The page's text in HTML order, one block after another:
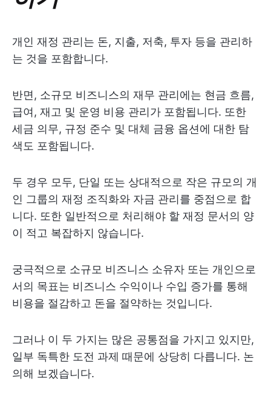
개인 재정 관리는 돈, 지출, 저축, 투자 등을 관리하
는 것을 포함합니다.
반면, 소규모 비즈니스의 재무 관리에는 현금 흐름,
급여, 재고 및 운영 비용 관리가 포함됩니다. 또한
세금 의무, 규정 준수 및 대체 금융 옵션에 대한 탐
색도 포함됩니다.
두 경우 모두, 단일 또는 상대적으로 작은 규모의 개
인 그룹의 재정 조직화와 자금 관리를 중점으로 합
니다. 또한 일반적으로 처리해야 할 재정 문서의 양
이 적고 복잡하지 않습니다.
궁극적으로 소규모 비즈니스 소유자 또는 개인으로
서의 목표는 비즈니스 수익이나 수입 증가를 통해
비용을 절감하고 돈을 절약하는 것입니다.
그러나 이 두 가지는 많은 공통점을 가지고 있지만,
일부 독특한 도전 과제 때문에 상당히 다릅니다. 논
의해 보겠습니다.